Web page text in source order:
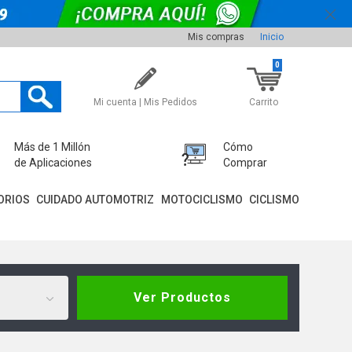
Mis compras Inicio
Mi cuenta | Mis Pedidos Carrito
0
Más de 1 Millón
de Aplicaciones
Cómo
Comprar
CUIDADO AUTOMOTRIZ MOTOCICLISMO CICLISMO
Ver Productos